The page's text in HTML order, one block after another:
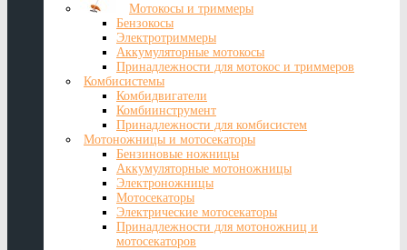
Мотокосы и триммеры
Бензокосы
Электротриммеры
Аккумуляторные мотокосы
Принадлежности для мотокос и триммеров
Комбисистемы
Комбидвигатели
Комбиинструмент
Принадлежности для комбисистем
Мотоножницы и мотосекаторы
Бензиновые ножницы
Аккумуляторные мотоножницы
Электроножницы
Мотосекаторы
Электрические мотосекаторы
Принадлежности для мотоножниц и
мотосекаторов